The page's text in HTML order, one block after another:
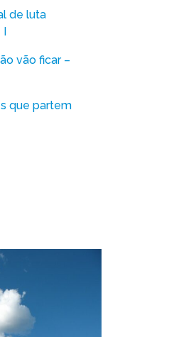
de luta
vão ficar –
que partem